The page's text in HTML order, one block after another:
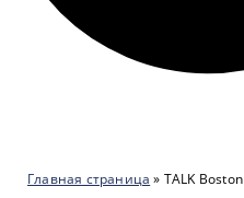
Главная страница » TALK Boston